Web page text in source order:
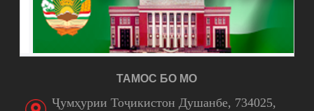
ТАМОС БО МО
Ҷумҳурии Тоҷикистон Душанбе, 734025,